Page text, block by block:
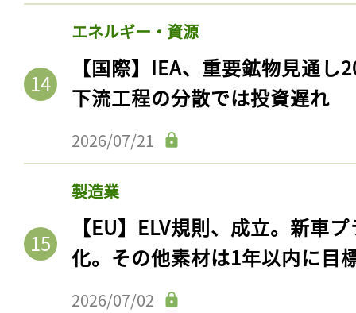
エネルギー・資源
【国際】IEA、重要鉱物見通
下流工程の分散では投資遅れ
2026/07/21
製造業
【EU】ELV規則、成立。新車
化。その他素材は1年以内に目
2026/07/02
記事をお気に入りに
ログインが必